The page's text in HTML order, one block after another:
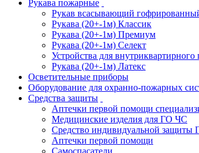
Рукава пожарные
Рукав всасывающий
Рукава (20+-1м) Классик
Рукава (20+-1м) Премиум
Рукава (20+-1м) Селект
Устройства для
Рукава (20+-1м) Латекс
Осветительные приборы
Оборудование для охранно-пожарных
Средства защиты
Аптечки первой помощи
Медицинские изделия для ГО ЧС
Средство индивидуальной защиты
Аптечки первой помощи
Самоспасатели